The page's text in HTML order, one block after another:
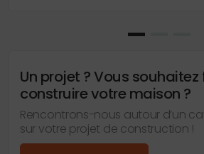
Un projet ? Vous souhaitez
construire votre maison ?
Rencontrons-nous autour d’un
sur votre projet de construction !